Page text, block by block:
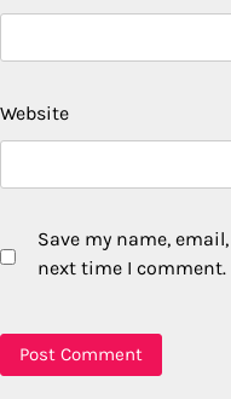
Website
Save my name,
next time I comment.